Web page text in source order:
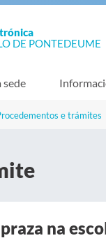
DE PONTEDEUME
sede
e trámites
na